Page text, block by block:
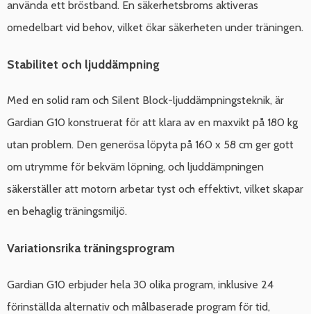
använda ett bröstband. En säkerhetsbroms aktiveras
omedelbart vid behov, vilket ökar säkerheten under träningen.
Stabilitet och ljuddämpning
Med en solid ram och Silent Block-ljuddämpningsteknik, är
Gardian G10 konstruerat för att klara av en maxvikt på 180 kg
utan problem. Den generösa löpyta på 160 x 58 cm ger gott
om utrymme för bekväm löpning, och ljuddämpningen
säkerställer att motorn arbetar tyst och effektivt, vilket skapar
en behaglig träningsmiljö.
Variationsrika träningsprogram
Gardian G10 erbjuder hela 30 olika program, inklusive 24
förinställda alternativ och målbaserade program för tid,